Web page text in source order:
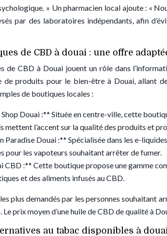
» Un pharmacien local ajoute : «
par des laboratoires indépendants, afin
de CBD à douai : une offre
de CBD à Douai jouent un rôle dans
de produits pour le bien-être à Douai, allant
de boutiques locales :
Douai :** Située en centre-ville, cette
mettent l’accent sur la qualité des produits et
Paradise Douai :** Spécialisée dans les e-
pour les vapoteurs souhaitant arrêter de fumer.
CBD :** Cette boutique propose une gamme
et des aliments infusés au CBD.
plus demandés par les personnes souhaitant
Le prix moyen d’une huile de CBD de qualité à
au tabac disponibles à